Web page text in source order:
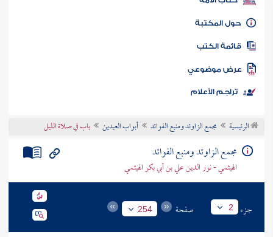
كتاب الأمة
المكتبة
الكتب
موضوعي
تراجم الأعلام
الرئيسية مجمع الزاوئد ومنبع الفوائد أبواب العيدين باب في صلاة الليل
مجمع الزاوئد ومنبع الفوائد
الهيثمي - نور الدين علي بن أبي بكر الهيثمي
جزء 2 صفحة 254